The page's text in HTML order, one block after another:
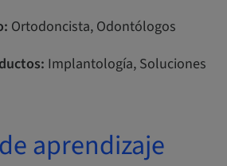
Ortodoncista, Odontólogos
Implantología, Soluciones
aprendizaje